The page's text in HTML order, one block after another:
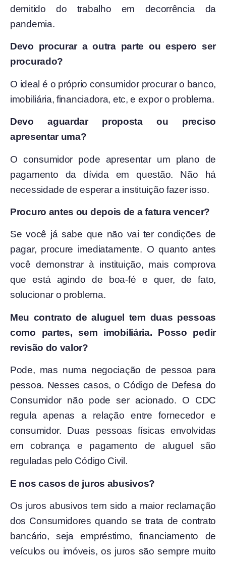
demitido do trabalho em decorrência da
pandemia.
Devo procurar a outra parte ou espero ser
procurado?
O ideal é o próprio consumidor procurar o banco,
imobiliária, financiadora, etc, e expor o problema.
Devo aguardar proposta ou preciso
apresentar uma?
O consumidor pode apresentar um plano de
pagamento da dívida em questão. Não há
necessidade de esperar a instituição fazer isso.
Procuro antes ou depois de a fatura vencer?
Se você já sabe que não vai ter condições de
pagar, procure imediatamente. O quanto antes
você demonstrar à instituição, mais comprova
que está agindo de boa-fé e quer, de fato,
solucionar o problema.
Meu contrato de aluguel tem duas pessoas
como partes, sem imobiliária. Posso pedir
revisão do valor?
Pode, mas numa negociação de pessoa para
pessoa. Nesses casos, o Código de Defesa do
Consumidor não pode ser acionado. O CDC
regula apenas a relação entre fornecedor e
consumidor. Duas pessoas físicas envolvidas
em cobrança e pagamento de aluguel são
reguladas pelo Código Civil.
E nos casos de juros abusivos?
Os juros abusivos tem sido a maior reclamação
dos Consumidores quando se trata de contrato
bancário, seja empréstimo, financiamento de
veículos ou imóveis, os juros são sempre muito